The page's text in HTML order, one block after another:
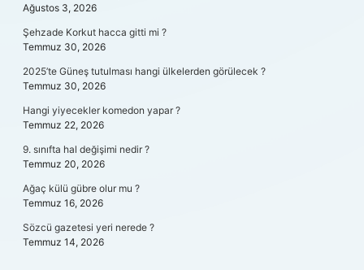
Ağustos 3, 2026
Şehzade Korkut hacca gitti mi ?
Temmuz 30, 2026
2025’te Güneş tutulması hangi ülkelerden görülecek ?
Temmuz 30, 2026
Hangi yiyecekler komedon yapar ?
Temmuz 22, 2026
9. sınıfta hal değişimi nedir ?
Temmuz 20, 2026
Ağaç külü gübre olur mu ?
Temmuz 16, 2026
Sözcü gazetesi yeri nerede ?
Temmuz 14, 2026